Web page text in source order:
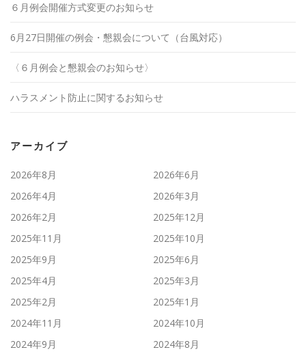
６月例会開催方式変更のお知らせ
6月27日開催の例会・懇親会について（台風対応）
〈６月例会と懇親会のお知らせ〉
ハラスメント防止に関するお知らせ
アーカイブ
2026年8月
2026年6月
2026年4月
2026年3月
2026年2月
2025年12月
2025年11月
2025年10月
2025年9月
2025年6月
2025年4月
2025年3月
2025年2月
2025年1月
2024年11月
2024年10月
2024年9月
2024年8月